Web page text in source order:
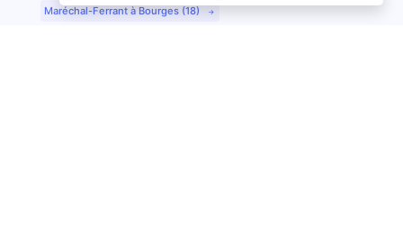
Maréchal-Ferrant à Bourges (18)